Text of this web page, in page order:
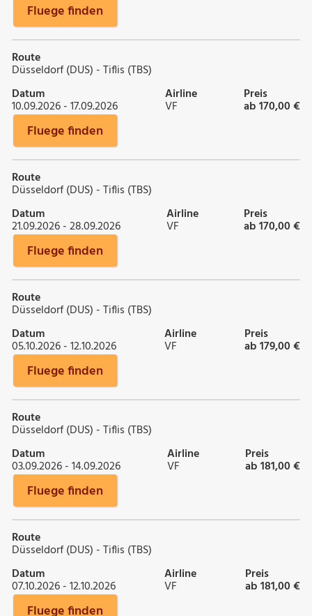
Fluege finden
Route
Düsseldorf (DUS) - Tiflis (TBS)
Datum
10.09.2026 - 17.09.2026
Airline
VF
Preis
ab 170,00 €
Fluege finden
Route
Düsseldorf (DUS) - Tiflis (TBS)
Datum
21.09.2026 - 28.09.2026
Airline
VF
Preis
ab 170,00 €
Fluege finden
Route
Düsseldorf (DUS) - Tiflis (TBS)
Datum
05.10.2026 - 12.10.2026
Airline
VF
Preis
ab 179,00 €
Fluege finden
Route
Düsseldorf (DUS) - Tiflis (TBS)
Datum
03.09.2026 - 14.09.2026
Airline
VF
Preis
ab 181,00 €
Fluege finden
Route
Düsseldorf (DUS) - Tiflis (TBS)
Datum
07.10.2026 - 12.10.2026
Airline
VF
Preis
ab 181,00 €
Fluege finden